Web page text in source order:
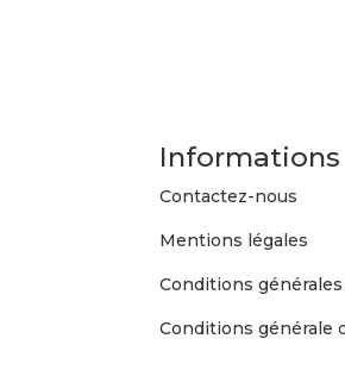
Informations
Contactez-nous
Mentions légales
Conditions
Conditions générale